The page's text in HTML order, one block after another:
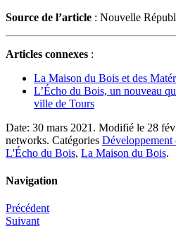
Source de l’article : Nouvelle
Articles connexes :
La Maison du Bois et des
L’Écho du Bois, un nouveau
ville de Tours
Date: 30 mars 2021. Modifié le 28
networks. Catégories Développement
L'Écho du Bois, La Maison du Bois.
Navigation
Précédent
Suivant